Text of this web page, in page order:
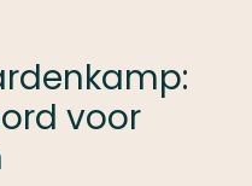
voor